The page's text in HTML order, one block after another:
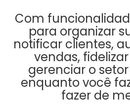
Com
para organizar
notificar clientes,
vendas,
gerenciar o
enquanto você
fazer de